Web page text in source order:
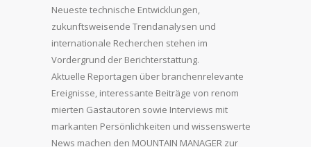
Neueste technische Entwicklungen,
zukunftsweisende Trendanalysen und
internationale Recherchen stehen im
Vordergrund der Berichterstattung.
Aktuelle Reportagen über branchenrelevante
Ereignisse, interessante Beiträge von renom
mierten Gastautoren sowie Interviews mit
markanten Persönlichkeiten und wissenswerte
News machen den MOUNTAIN MANAGER zur